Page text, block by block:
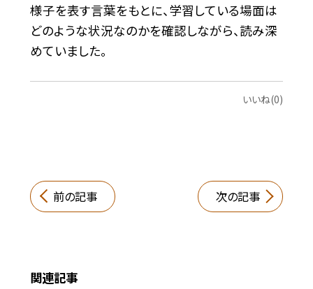
様子を表す言葉をもとに、学習している場面は
どのような状況なのかを確認しながら、読み深
めていました。
いいね(0)
前の記事 次の記事
関連記事